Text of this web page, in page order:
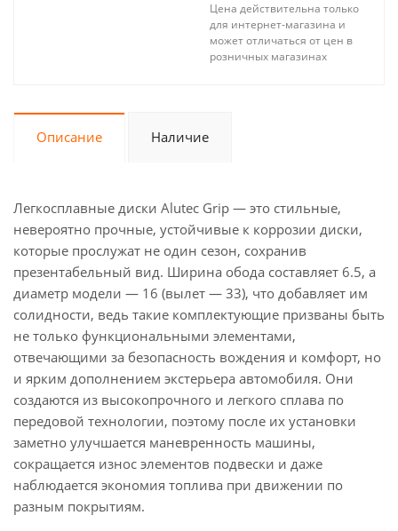
Цена действительна только
для интернет-магазина и
может отличаться от цен в
розничных магазинах
Описание Наличие
Легкосплавные диски Alutec Grip — это стильные,
невероятно прочные, устойчивые к коррозии диски,
которые прослужат не один сезон, сохранив
презентабельный вид. Ширина обода составляет 6.5, а
диаметр модели — 16 (вылет — 33), что добавляет им
солидности, ведь такие комплектующие призваны быть
не только функциональными элементами,
отвечающими за безопасность вождения и комфорт, но
и ярким дополнением экстерьера автомобиля. Они
создаются из высокопрочного и легкого сплава по
передовой технологии, поэтому после их установки
заметно улучшается маневренность машины,
сокращается износ элементов подвески и даже
наблюдается экономия топлива при движении по
разным покрытиям.